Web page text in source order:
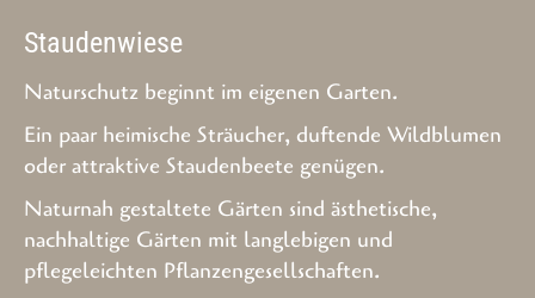
Staudenwiese
Naturschutz beginnt im eigenen Garten.
Ein paar heimische Sträucher, duftende Wildblumen
oder attraktive Staudenbeete genügen.
Naturnah gestaltete Gärten sind ästhetische,
nachhaltige Gärten mit langlebigen und
pflegeleichten Pflanzengesellschaften.